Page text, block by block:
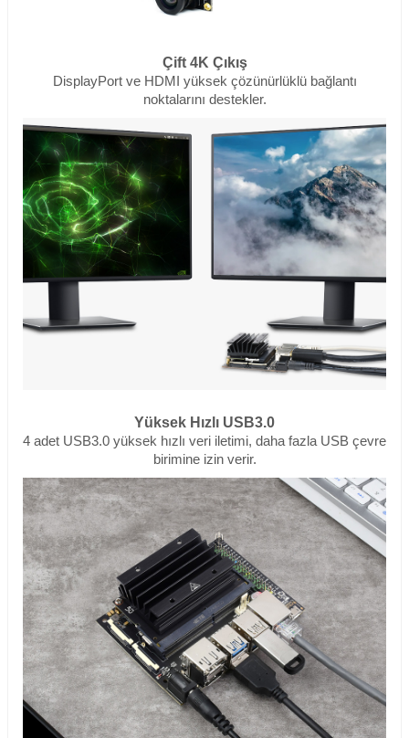
Çift 4K Çıkış
DisplayPort ve HDMI yüksek çözünürlüklü bağlantı
noktalarını destekler.
Yüksek Hızlı USB3.0
4 adet USB3.0 yüksek hızlı veri iletimi, daha fazla USB çevre
birimine izin verir.